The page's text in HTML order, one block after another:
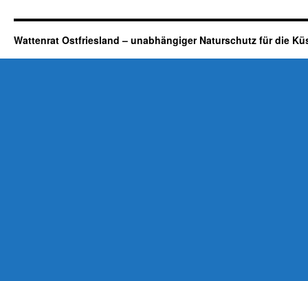
Wattenrat Ostfriesland – unabhängiger Naturschutz für die